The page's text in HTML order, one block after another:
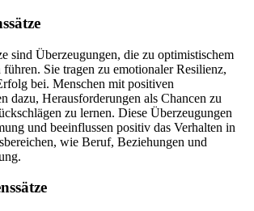
sind Überzeugungen, die zu optimistischem
Sie tragen zu emotionaler Resilienz,
bei. Menschen mit positiven
dazu, Herausforderungen als Chancen zu
zu lernen. Diese Überzeugungen
und beeinflussen positiv das Verhalten in
wie Beruf, Beziehungen und